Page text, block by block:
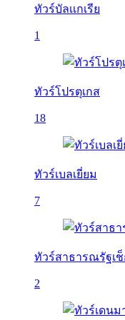
ทัวร์บัลเเกเรีย
1
ทัวร์โปรตุเกส
18
ทัวร์เบลเยี่ยม
7
ทัวร์สาธารณรัฐเ
2